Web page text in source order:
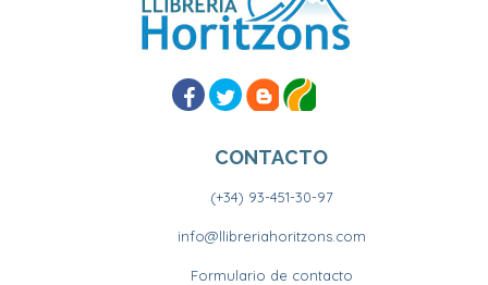
CONTACTO
(+34) 93-451-30-97
info@llibreriahoritzons.com
Formulario de contacto